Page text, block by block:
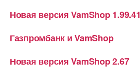
Новая версия VamShop 1.99.41
Газпромбанк и VamShop
Новая версия VamShop 2.67